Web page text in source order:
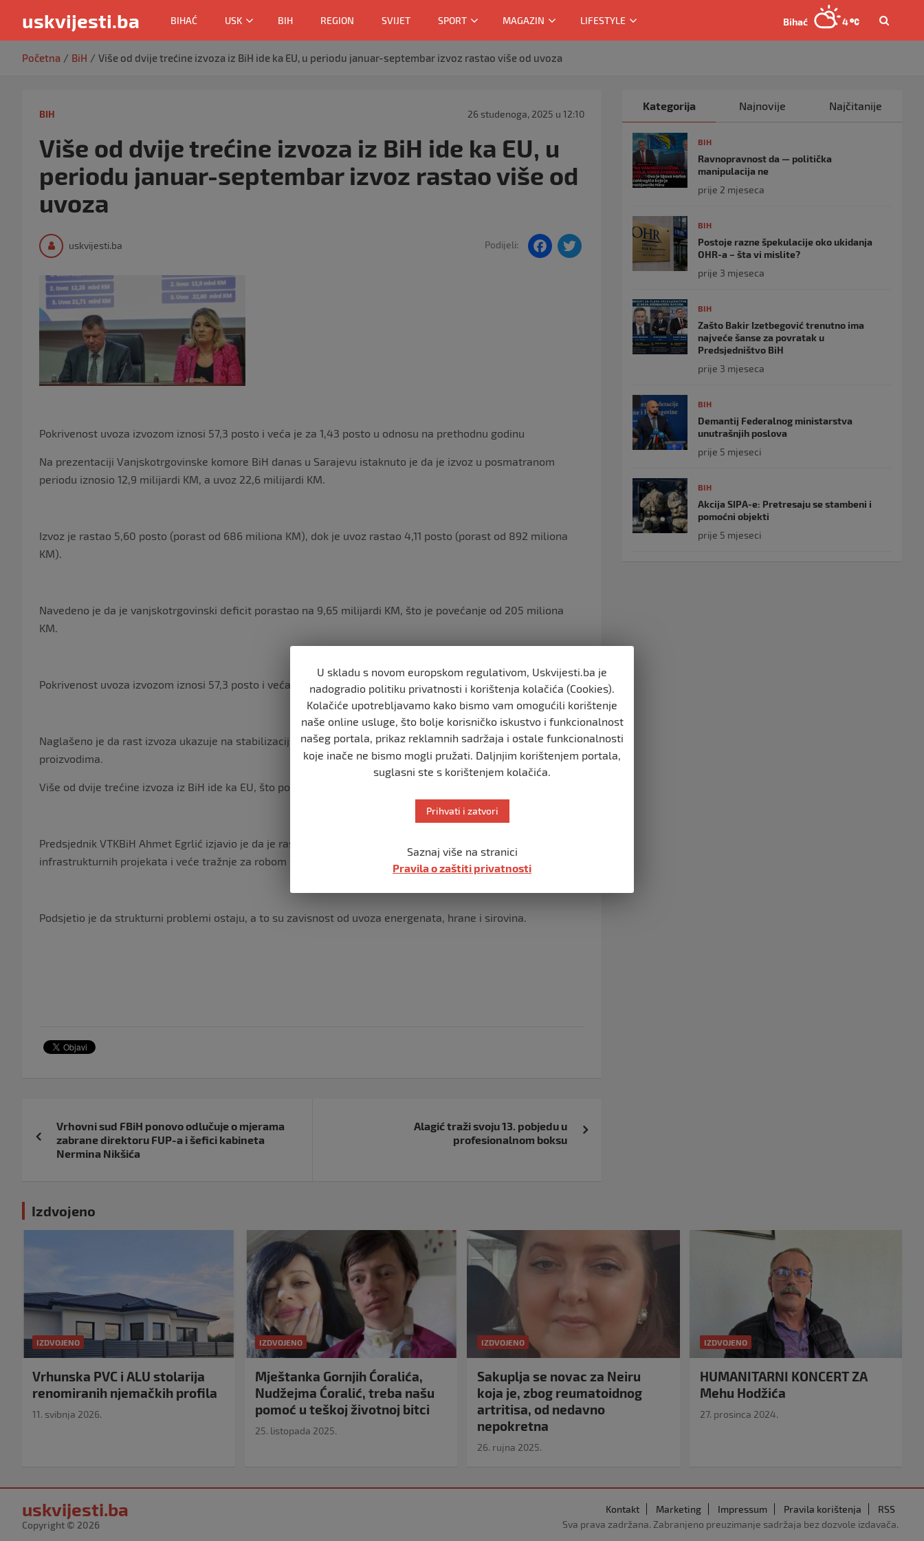
uskvijesti.ba BIHAĆ USK BIH REGION SVIJET SPORT MAGAZIN LIFESTYLE Bihać 4
Početna BiH Više od dvije trećine izvoza iz BiH ide ka EU, u periodu januar-septembar izvoz rastao više od uvoza
BIH 26 studenoga, 2025 u 12:10
Više od dvije trećine izvoza iz BiH ide ka EU, u
periodu januar-septembar izvoz rastao više od
uvoza
uskvijesti.ba Podijeli:
F
Pokrivenost uvoza izvozom iznosi 57,3 posto i veća je za 1,43 posto u odnosu na prethodnu godinu
Na prezentaciji Vanjskotrgovinske komore BiH danas u Sarajevu istaknuto je da je izvoz u posmatranom
periodu iznosio 12,9 milijardi KM, a uvoz 22,6 milijardi KM.
Izvoz je rastao 5,60 posto (porast od 686 miliona KM), dok je uvoz rastao 4,11 posto (porast od 892 miliona
KM).
Navedeno je da je vanjskotrgovinski deficit porastao na 9,65 milijardi KM, što je povećanje od 205 miliona
KM.
Pokrivenost uvoza izvozom iznosi 57,3 posto i veća je za 1,43 posto u odnosu na prethodnu godinu.
Naglašeno je da rast izvoza ukazuje na stabilizaciju izvoznih tokova i jaču orijentaciju ka konkurentnim
proizvodima.
Više od dvije trećine izvoza iz BiH ide ka EU, što potvrđuje visoku integraciju u evropsko tržište.
Predsjednik VTKBiH Ahmet Egrlić izjavio je da je rast uvoza rezultat povećane lične potrošnje, nastavka
infrastrukturnih projekata i veće tražnje za robom široke potrošnje.
Podsjetio je da strukturni problemi ostaju, a to su zavisnost od uvoza energenata, hrane i sirovina.
objava
Vrhovni sud FBiH ponovo odlučuje o mjerama
zabrane direktoru FUP-a i šefici kabineta
Nermina Nikšića
Alagić traži svoju 13. pobjedu u
profesionalnom boksu
Kategorija Najnovije Najčitanije
BIH
Ravnopravnost da — politička
manipulacija ne
prije 2 mjeseca
BIH
Postoje razne špekulacije oko ukidanja
OHR-a – šta vi mislite?
prije 3 mjeseca
BIH
Zašto Bakir Izetbegović trenutno ima
najveće šanse za povratak u
Predsjedništvo BiH
prije 3 mjeseca
BIH
Demantij Federalnog ministarstva
unutrašnjih poslova
prije 5 mjeseci
BIH
Akcija SIPA-e: Pretresaju se stambeni i
pomoćni objekti
prije 5 mjeseci
Izdvojeno
IZDVOJENO
Vrhunska PVC i ALU stolarija
renomiranih njemačkih profila
11. svibnja 2026.
IZDVOJENO
Mještanka Gornjih Ćoralića,
Nudžejma Ćoralić, treba našu
pomoć u teškoj životnoj bitci
25. listopada 2025.
IZDVOJENO
Sakuplja se novac za Neiru
koja je, zbog reumatoidnog
artritisa, od nedavno
nepokretna
26. rujna 2025.
IZDVOJENO
HUMANITARNI KONCERT ZA
Mehu Hodžića
27. prosinca 2024.
uskvijesti.ba
Copyright © 2026
Kontakt Marketing Impressum Pravila korištenja
RSS
Sva prava zadržana. Zabranjeno preuzimanje sadržaja bez dozvole izdavača.
U skladu s novom europskom regulativom, Uskvijesti.ba je
nadogradio politiku privatnosti i korištenja kolačića (Cookies).
Kolačiće upotrebljavamo kako bismo vam omogućili korištenje
naše online usluge, što bolje korisničko iskustvo i funkcionalnost
našeg portala, prikaz reklamnih sadržaja i ostale funkcionalnosti
koje inače ne bismo mogli pružati. Daljnjim korištenjem portala,
suglasni ste s korištenjem kolačića.
Prihvati i zatvori
Saznaj više na stranici
Pravila o zaštiti privatnosti